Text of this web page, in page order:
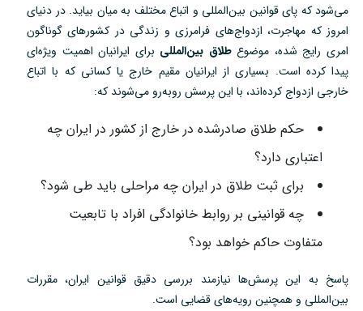
می‌شود که پای قوانین بین‌المللی و اتباع مختلف به میان بیاید. در دنیای
امروز که مهاجرت، ازدواج‌های فرامرزی و زندگی در کشورهای گوناگون
امری رایج شده، موضوعطلاق بین‌المللی برای ایرانیان اهمیت ویژه‌ای
پیدا کرده است. بسیاری از ایرانیان مقیم خارج یا کسانی که با اتباع
خارجی ازدواج کرده‌اند، با این پرسش روبه‌رو می‌شوند که:
حکم طلاق صادرشده در خارج از کشور در ایران چه
اعتباری دارد؟
برای ثبت طلاق در ایران چه مراحلی باید طی شود؟
چه قوانینی بر روابط خانوادگی افراد با تابعیت
متفاوت حاکم خواهد بود؟
پاسخ به این پرسش‌ها نیازمند بررسی دقیق قوانین ایران، مقررات
بین‌المللی و همچنین رویه‌های قضایی است.